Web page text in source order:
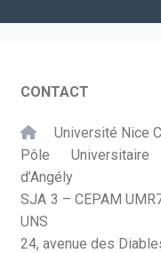
CONTACT
Université Nice
Pôle
d’Angély
SJA 3 – CEPAM
UNS
24, avenue des